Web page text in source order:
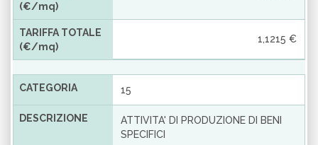
(€/mq)
TARIFFA TOTALE
(€/mq)
1,1215 €
CATEGORIA 15
DESCRIZIONE
ATTIVITA' DI PRODUZIONE DI BENI
SPECIFICI